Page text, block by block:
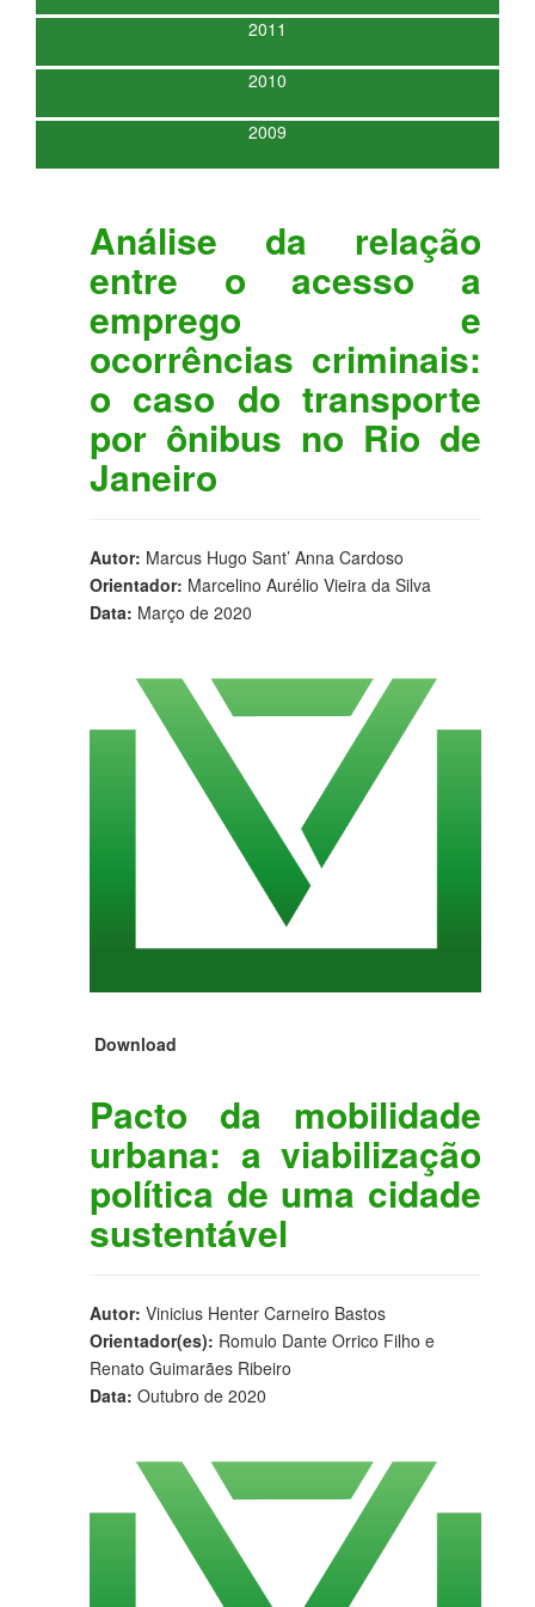
2011
2010
2009
Análise da relação
entre o acesso a
emprego e
ocorrências criminais:
o caso do transporte
por ônibus no Rio de
Janeiro
Autor: Marcus Hugo Sant’ Anna Cardoso
Orientador: Marcelino Aurélio Vieira da Silva
Data: Março de 2020
Download
Pacto da mobilidade
urbana: a viabilização
política de uma cidade
sustentável
Autor: Vinicius Henter Carneiro Bastos
Orientador(es): Romulo Dante Orrico Filho e
Renato Guimarães Ribeiro
Data: Outubro de 2020